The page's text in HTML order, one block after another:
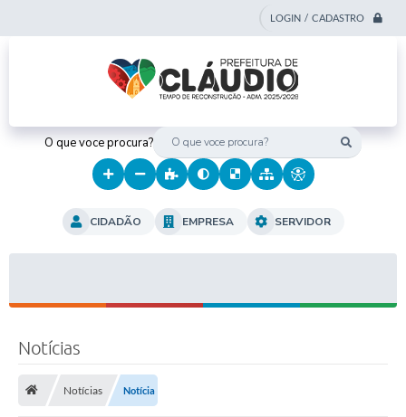
LOGIN / CADASTRO
O que voce procura?
CIDADÃO EMPRESA SERVIDOR
Notícias
Notícias Notícia